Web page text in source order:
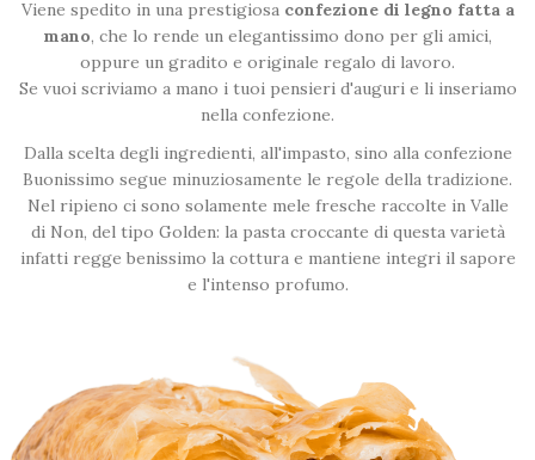
Viene spedito in una prestigiosa confezione di legno fatta a
mano, che lo rende un elegantissimo dono per gli amici,
oppure un gradito e originale regalo di lavoro.
Se vuoi scriviamo a mano i tuoi pensieri d'auguri e li inseriamo
nella confezione.
Dalla scelta degli ingredienti, all'impasto, sino alla confezione
Buonissimo segue minuziosamente le regole della tradizione.
Nel ripieno ci sono solamente mele fresche raccolte in Valle
di Non, del tipo Golden: la pasta croccante di questa varietà
infatti regge benissimo la cottura e mantiene integri il sapore
e l'intenso profumo.